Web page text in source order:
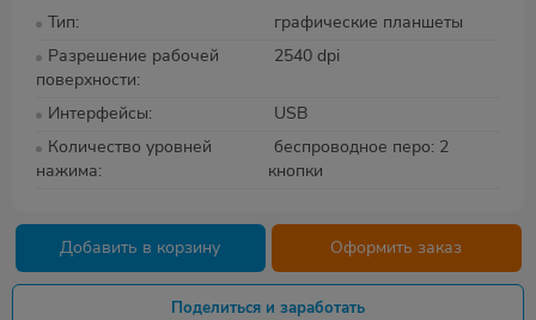
Тип
графические планшеты
Разрешение рабочей
поверхности
2540 dpi
Интерфейсы
USB
Количество уровней
нажима
беспроводное перо: 2
кнопки
Добавить в корзину Оформить заказ
Поделиться и заработать